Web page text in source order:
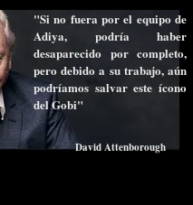
David Attenborough
"Si no fuera por el equipo de
Adiya, podría haber
desaparecido por completo,
pero debido a su trabajo, aún
podríamos salvar este ícono
del Gobi"